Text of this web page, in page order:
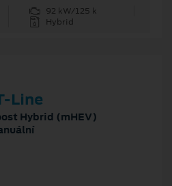
92 kW/125 k
Hybrid
Line
Hybrid (mHEV)